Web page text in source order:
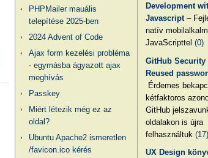
Development
Javascript –
natív
JavaScripttel(0)
GitHub Security
Reused
Érdemes
kétfaktoros
GitHub
oldalakon is újra
felhasználtuk(17)
UX Design
PHPMailer mauális
telepítése 2025-ben
2024 Advent of Code
Ajax form kezelési probléma
- egymásba ágyazott ajax
meghívás
Passkey
Miért létezik még ez az
oldal?
Ubuntu Apache2 ismeretlen
/favicon.ico kérés